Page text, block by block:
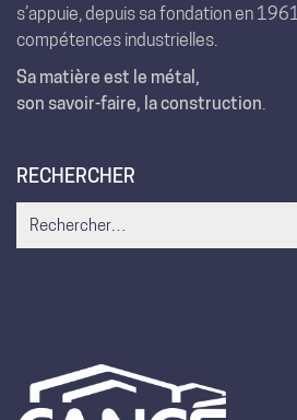
s’appuie, depuis sa fondation en
compétences industrielles.
Sa matière est le métal,
son savoir-faire, la construction
RECHERCHER
Search
for: